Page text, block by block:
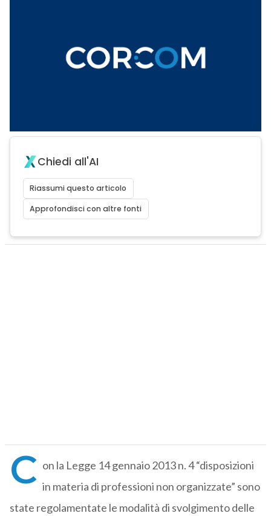
Chiedi all'AI
Riassumi questo articolo
Approfondisci con altre fonti
C on la Legge 14 gennaio 2013 n. 4 “disposizioni
in materia di professioni non organizzate” sono
state regolamentate le modalità di svolgimento delle